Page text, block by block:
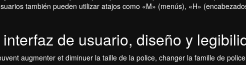
también pueden utilizar atajos como «M» (menús), «H»
de usuario, diseño y
augmenter et diminuer la taille de la police, changer la famille de